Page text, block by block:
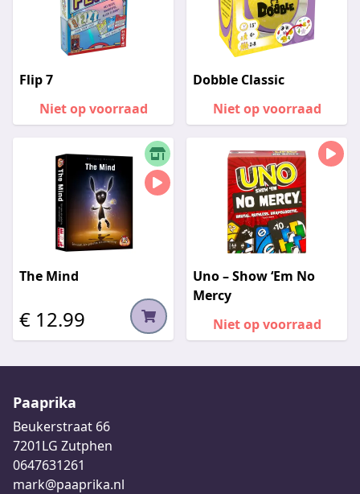
Flip 7
Niet op voorraad
Dobble Classic
Niet op voorraad
The Mind
€ 12.99
Uno – Show ‘Em No
Mercy
Niet op voorraad
Paaprika
Beukerstraat 66
7201LG Zutphen
0647631261
mark@paaprika.nl